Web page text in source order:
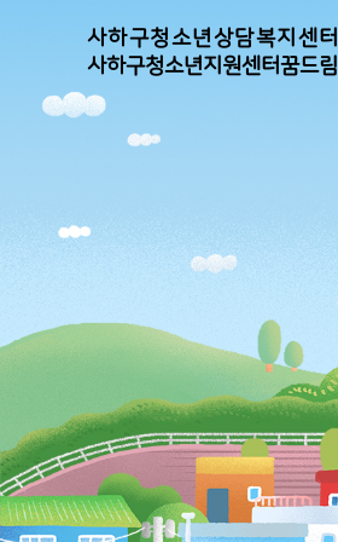
사하구청소년상담복지센터
사하구청소년지원센터꿈드림